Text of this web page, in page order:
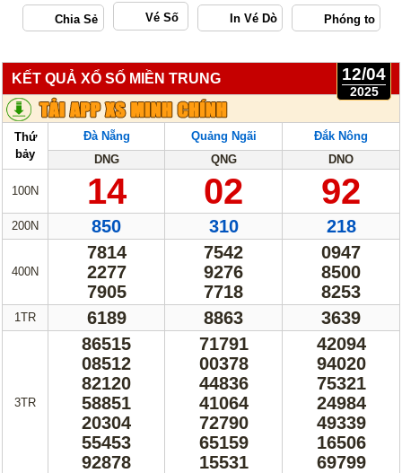
Miền Bắc Lotto 5/35
Max3D Pro Max 3D
Dò kết quả
Truyền thống Mega 6/45
Power 6/65
Max 3D Max3D Pro
Thống kê XSMN Thống kê XSMT
Thống kê XSMB Tin tức tổng hợp
Vé Số
KẾT QUẢ XỔ SỐ MIỀN TRUNG 12/04
2025
Thứ
bảy
Đà Nẵng Quảng Ngãi
Đắk Nông
DNG
QNG DNO
100N 14 02 92
200N 850 310 218
400N
7814
2277
7905
7542
9276
7718
0947
8500
8253
1TR 6189 8863 3639
3TR
86515
08512
82120
58851
20304
55453
92878
71791
00378
44836
41064
72790
65159
15531
42094
94020
75321
24984
49339
16506
69799